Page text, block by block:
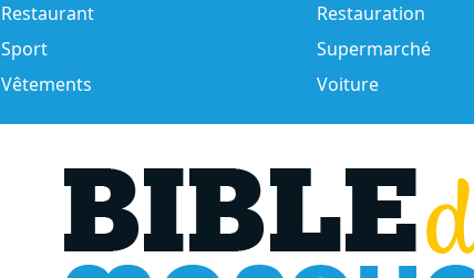
Restaurant Restauration
Sport Supermarché
Vêtements Voiture